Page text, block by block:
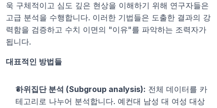
욱 구체적이고 심도 깊은 현상을 이해하기 위해 연구자들은
고급 분석을 수행합니다. 이러한 기법들은 도출한 결과의 강
력함을 검증하고 수치 이면의 "이유"를 파악하는 조력자가
됩니다.
대표적인 방법들
하위집단 분석 (Subgroup analysis): 전체 데이터를 카
테고리로 나누어 분석합니다. 예컨대 남성 대 여성 대상